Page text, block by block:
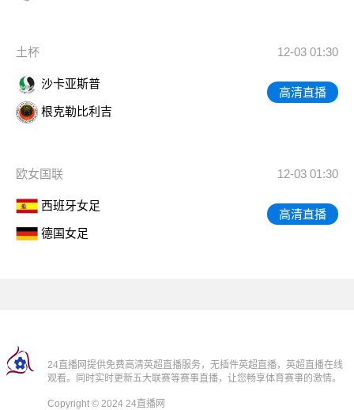
土杯 12-03 01:30
沙卡亚斯普
根克勒比利吉
高清直播
欧女国联 12-03 01:30
西班牙女足
德国女足
高清直播
24直播网提供免费高清英超直播服务，无插件英超直播，英超直播在线
观看。同时实时更新五大联赛等赛事直播，让您畅享体育赛事的激情。
Copyright © 2024 24直播网